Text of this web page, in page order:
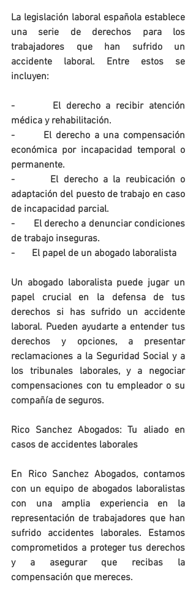
La legislación laboral española establece
una serie de derechos para los
trabajadores que han sufrido un
accidente laboral. Entre estos se
incluyen:
-       El derecho a recibir atención
médica y rehabilitación.
-       El derecho a una compensación
económica por incapacidad temporal o
permanente.
-       El derecho a la reubicación o
adaptación del puesto de trabajo en caso
de incapacidad parcial.
-       El derecho a denunciar condiciones
de trabajo inseguras.
-       El papel de un abogado laboralista
Un abogado laboralista puede jugar un
papel crucial en la defensa de tus
derechos si has sufrido un accidente
laboral. Pueden ayudarte a entender tus
derechos y opciones, a presentar
reclamaciones a la Seguridad Social y a
los tribunales laborales, y a negociar
compensaciones con tu empleador o su
compañía de seguros.
Rico Sanchez Abogados: Tu aliado en
casos de accidentes laborales
En Rico Sanchez Abogados, contamos
con un equipo de abogados laboralistas
con una amplia experiencia en la
representación de trabajadores que han
sufrido accidentes laborales. Estamos
comprometidos a proteger tus derechos
y a asegurar que recibas la
compensación que mereces.